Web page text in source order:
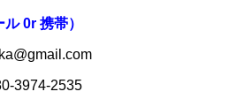
0r 携帯）
3974-2535